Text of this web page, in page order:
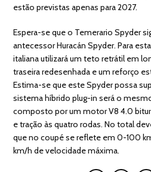
estão previstas apenas para 2027.
Espera-se que o Temerario Spyder
antecessor Huracán Spyder. Para
italiana utilizará um teto retrátil em
traseira redesenhada e um reforço
Estima-se que este Spyder possa
sistema híbrido plug-in será o
composto por um motor V8 4.0
e tração às quatro rodas. No total
que no coupé se reflete em 0-100
km/h de velocidade máxima.